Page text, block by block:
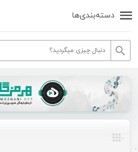
دسته‌بندی‌ها